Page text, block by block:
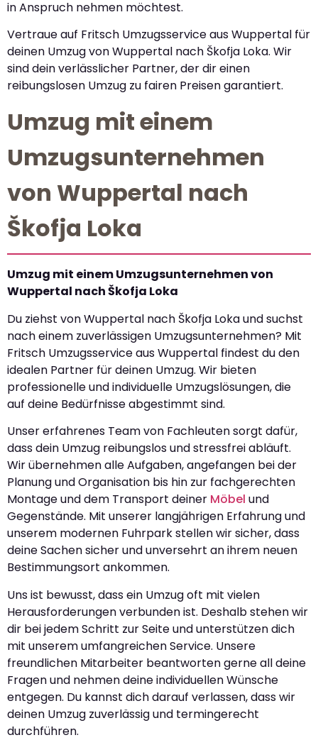
in Anspruch nehmen möchtest.
Vertraue auf Fritsch Umzugsservice aus Wuppertal für
deinen Umzug von Wuppertal nach Škofja Loka. Wir
sind dein verlässlicher Partner, der dir einen
reibungslosen Umzug zu fairen Preisen garantiert.
Umzug mit einem
Umzugsunternehmen
von Wuppertal nach
Škofja Loka
Umzug mit einem Umzugsunternehmen von
Wuppertal nach Škofja Loka
Du ziehst von Wuppertal nach Škofja Loka und suchst
nach einem zuverlässigen Umzugsunternehmen? Mit
Fritsch Umzugsservice aus Wuppertal findest du den
idealen Partner für deinen Umzug. Wir bieten
professionelle und individuelle Umzugslösungen, die
auf deine Bedürfnisse abgestimmt sind.
Unser erfahrenes Team von Fachleuten sorgt dafür,
dass dein Umzug reibungslos und stressfrei abläuft.
Wir übernehmen alle Aufgaben, angefangen bei der
Planung und Organisation bis hin zur fachgerechten
Montage und dem Transport deiner Möbel und
Gegenstände. Mit unserer langjährigen Erfahrung und
unserem modernen Fuhrpark stellen wir sicher, dass
deine Sachen sicher und unversehrt an ihrem neuen
Bestimmungsort ankommen.
Uns ist bewusst, dass ein Umzug oft mit vielen
Herausforderungen verbunden ist. Deshalb stehen wir
dir bei jedem Schritt zur Seite und unterstützen dich
mit unserem umfangreichen Service. Unsere
freundlichen Mitarbeiter beantworten gerne all deine
Fragen und nehmen deine individuellen Wünsche
entgegen. Du kannst dich darauf verlassen, dass wir
deinen Umzug zuverlässig und termingerecht
durchführen.